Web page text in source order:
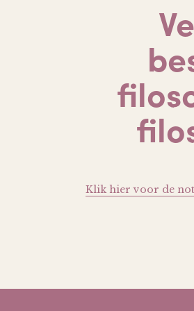
Klik hier voor de